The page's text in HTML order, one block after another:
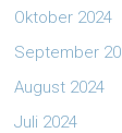
Oktober 2024
September
August 2024
Juli 2024